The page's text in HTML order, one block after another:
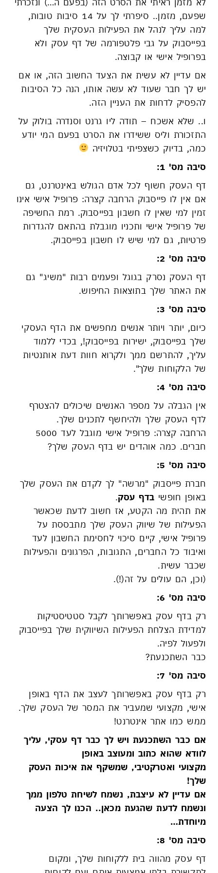
שפעם, מזמן.. סיפרתי לך על 14 סיבות טובות,
למה עליך לנהל את הפעילות העסקית שלך
בפייסבוק על גבי פלטפורמה של דף עסק ולא
בפרופיל אישי או קבוצה.
אם עדיין לא עשית את הצעד החשוב הזה, או אם
יש לך חבר שעוד לא עשה אותו, הנה כל הסיבות
להפסיק לדחות את העניין הזה.
ו.. שלא אשכח – תודה ליו גרנט וסנדרה בולוק על
התזכורת וליס ששידרו את הסרט בפעם המי יודע
כמה, בדיוק כשצפיתי בטלויזיה
סיבה מס' 1:
דף העסק חשוף לכל אדם הגולש באינטרנט, גם
אם אין לו פייסבוק הרחבה קצרה: פרופיל אישי אינו
זמין למי שאין לו חשבון בפייסבוק. רמת החשיפה
של פרופיל אישי ותכניו מוגבלת בהתאם להגדרות
פרטיות, גם למי שיש לו חשבון בפייסבוק.
סיבה מס' 2:
דף העסק נסרק בגוגל ופעמים רבות "משיג" גם
את האתר שלך בתוצאות החיפוש.
סיבה מס' 3:
כיום, יותר ויותר אנשים מחפשים את הדף העסקי
שלך בפייסבוק, ישירות בפייסבוק!, בכדי ללמוד
עליך, להתרשם ממך ולקרוא חוות דעת אותנטיות
של הלקוחות שלך".
סיבה מס' 4:
אין הגבלה על מספר האנשים שיכולים להצטרף
לדף העסק שלך ולהיחשף לתכנים שלך.
הרחבה קצרה: פרופיל אישי מוגבל לעד 5000
חברים. כמה אוהדים יש בדף העסק שלך?
סיבה מס' 5:
חברת פייסבוק "מרשה" לך לקדם את העסק שלך
באופן חופשי בדף עסק.
את תהית מה הקטע, אז חשוב לדעת שכאשר
הפעילות של שיווק העסק שלך מתבססת על
פרופיל אישי, קיים סיכוי לחסימת החשבון לעד
ואיבוד כל החברים, התגובות, הפרגונים והפעילות
שכבר עשית.
(וכן, הם עולים על זה(!).
סיבה מס' 6:
רק בדף עסק באפשרותך לקבל סטטיסטיקות
למדידת הצלחת הפעילות השיווקית שלך בפייסבוק
ולפעול לפיה.
כבר השתכנעת?‏
סיבה מס' 7:
רק בדף עסק באפשרותך לעצב את הדף באופן
אישי, מקצועי שמעביר את המסר של העסק שלך.
ממש כמו אתר אינטרנט!
אם כבר השתכנעת ויש לך כבר דף עסקי, עליך
לוודא שהוא כתוב ומעוצב באופן
מקצועי ואטרקטיבי, שמשקף את איכות העסק
שלך!
אם עדיין לא עיצבת, נשמח לשיחת טלפון ממך
ונשמח לדעת שהגעת מכאן.. הכנו לך הצעה
מיוחדת…‏
סיבה מס' 8:
דף עסק מהווה בית ללקוחות שלך, ומקום